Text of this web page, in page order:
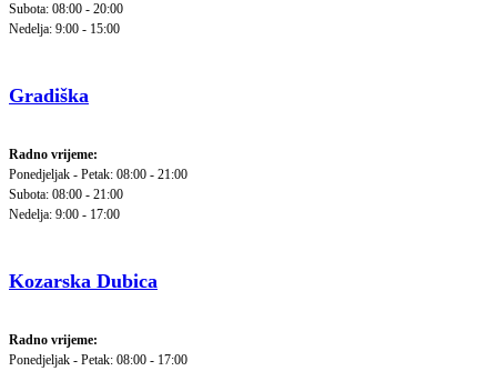
Subota: 08:00 - 20:00
Nedelja: 9:00 - 15:00
Gradiška
Radno vrijeme:
Ponedjeljak - Petak: 08:00 - 21:00
Subota: 08:00 - 21:00
Nedelja: 9:00 - 17:00
Kozarska Dubica
Radno vrijeme:
Ponedjeljak - Petak: 08:00 - 17:00